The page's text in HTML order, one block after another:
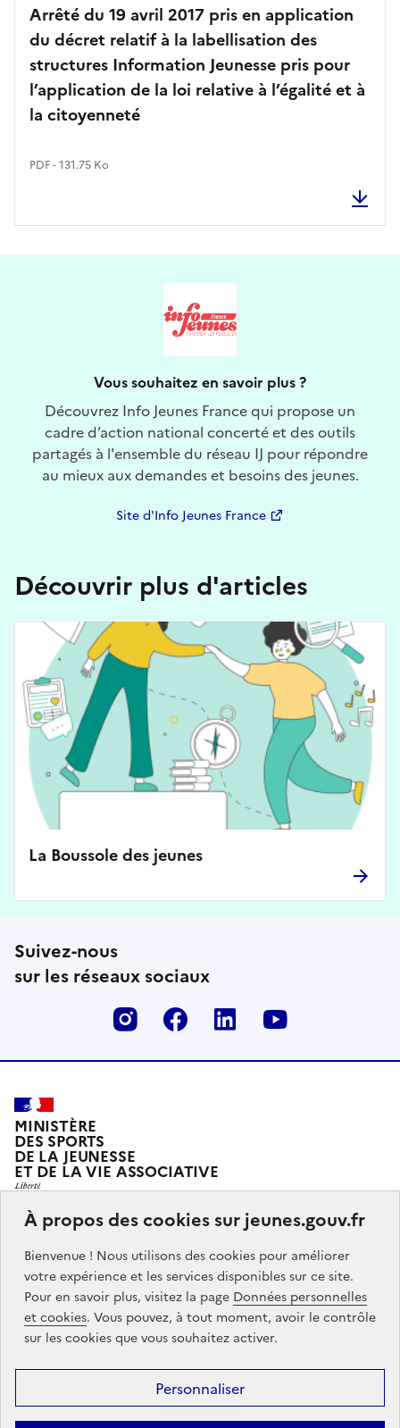
Arrêté du 19 avril 2017 pris en application
du décret relatif à la labellisation des
structures Information Jeunesse pris pour
l’application de la loi relative à l’égalité et à
la citoyenneté
PDF - 131.75 Ko
Vous souhaitez en savoir plus ?
Découvrez Info Jeunes France qui propose un
cadre d’action national concerté et des outils
partagés à l'ensemble du réseau IJ pour répondre
au mieux aux demandes et besoins des jeunes.
Site d'Info Jeunes France
Découvrir plus d'articles
La Boussole des jeunes
Suivez-nous
sur les réseaux sociaux
InstagramFacebookLinkedin
MINISTÈRE
DES SPORTS
DE LA JEUNESSE
ET DE LA VIE ASSOCIATIVE
les politiques de jeunesse du Ministère des sports, de
la jeunesse et de la vie associative.
Partners
info.gouv.fr service-public.gouv.fr legifrance.gouv.fr
data.gouv.fr
Mentions légales Accessibilité : partiellement conforme Données
À propos des cookies sur jeunes.gouv.fr
Bienvenue ! Nous utilisons des cookies pour améliorer
votre expérience et les services disponibles sur ce site.
Pour en savoir plus, visitez la page Données personnelles
et cookies. Vous pouvez, à tout moment, avoir le contrôle
sur les cookies que vous souhaitez activer.
Personnaliser